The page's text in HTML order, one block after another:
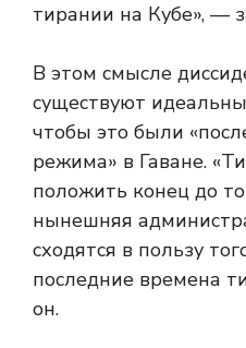
тирании на Кубе», —
В этом смысле
существуют
чтобы это были
режима» в Гаване.
положить конец до
нынешняя
сходятся в пользу
последние времена
он.